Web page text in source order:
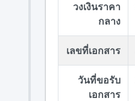
วงเงินราคา
กลาง
เลขที่เอกสาร
วันที่ขอรับ
เอกสาร